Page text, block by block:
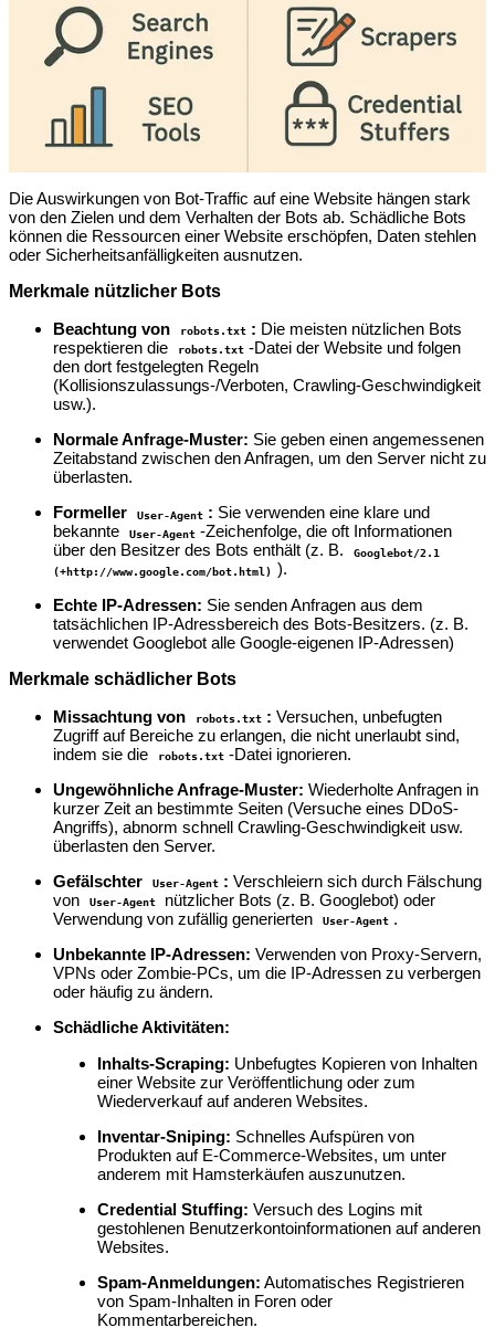
Die Auswirkungen von Bot-Traffic auf eine Website hängen stark
von den Zielen und dem Verhalten der Bots ab. Schädliche Bots
können die Ressourcen einer Website erschöpfen, Daten stehlen
oder Sicherheitsanfälligkeiten ausnutzen.
Merkmale nützlicher Bots
Beachtung von
robots.txt : Die meisten nützlichen Bots
respektieren die
robots.txt -Datei der Website und folgen
den dort festgelegten Regeln
(Kollisionszulassungs-/Verboten, Crawling-Geschwindigkeit
usw.).
Normale Anfrage-Muster: Sie geben einen angemessenen
Zeitabstand zwischen den Anfragen, um den Server nicht zu
überlasten.
Formeller
User-Agent : Sie verwenden eine klare und
bekannte
User-Agent -Zeichenfolge, die oft Informationen
über den Besitzer des Bots enthält (z. B.
Googlebot/2.1
(+http://www.google.com/bot.html) ).
Echte IP-Adressen: Sie senden Anfragen aus dem
tatsächlichen IP-Adressbereich des Bots-Besitzers. (z. B.
verwendet Googlebot alle Google-eigenen IP-Adressen)
Merkmale schädlicher Bots
Missachtung von
robots.txt : Versuchen, unbefugten
Zugriff auf Bereiche zu erlangen, die nicht unerlaubt sind,
indem sie die
robots.txt -Datei ignorieren.
Ungewöhnliche Anfrage-Muster: Wiederholte Anfragen in
kurzer Zeit an bestimmte Seiten (Versuche eines DDoS-
Angriffs), abnorm schnell Crawling-Geschwindigkeit usw.
überlasten den Server.
Gefälschter
User-Agent : Verschleiern sich durch Fälschung
von
User-Agent
nützlicher Bots (z. B. Googlebot) oder
Verwendung von zufällig generierten
User-Agent .
Unbekannte IP-Adressen: Verwenden von Proxy-Servern,
VPNs oder Zombie-PCs, um die IP-Adressen zu verbergen
oder häufig zu ändern.
Schädliche Aktivitäten:
Inhalts-Scraping: Unbefugtes Kopieren von Inhalten
einer Website zur Veröffentlichung oder zum
Wiederverkauf auf anderen Websites.
Inventar-Sniping: Schnelles Aufspüren von
Produkten auf E-Commerce-Websites, um unter
anderem mit Hamsterkäufen auszunutzen.
Credential Stuffing: Versuch des Logins mit
gestohlenen Benutzerkontoinformationen auf anderen
Websites.
Spam-Anmeldungen: Automatisches Registrieren
von Spam-Inhalten in Foren oder
Kommentarbereichen.